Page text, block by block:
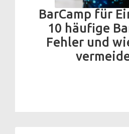
BarCamp für
10 häufige
Fehler und